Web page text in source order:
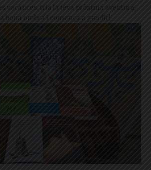
vacances, tria la teva pròxima aventura,
bona ombra i comença a gaudir!